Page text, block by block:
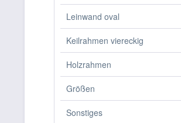
Leinwand oval
Keilrahmen viereckig
Holzrahmen
Größen
Sonstiges